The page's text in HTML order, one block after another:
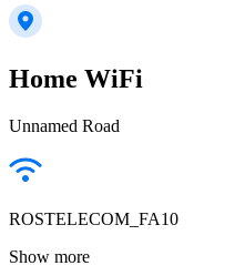
Home WiFi
Unnamed Road
ROSTELECOM_FA10
Show more